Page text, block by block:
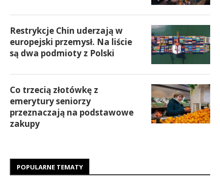
Restrykcje Chin uderzają w
europejski przemysł. Na liście
są dwa podmioty z Polski
Co trzecią złotówkę z
emerytury seniorzy
przeznaczają na podstawowe
zakupy
POPULARNE TEMATY